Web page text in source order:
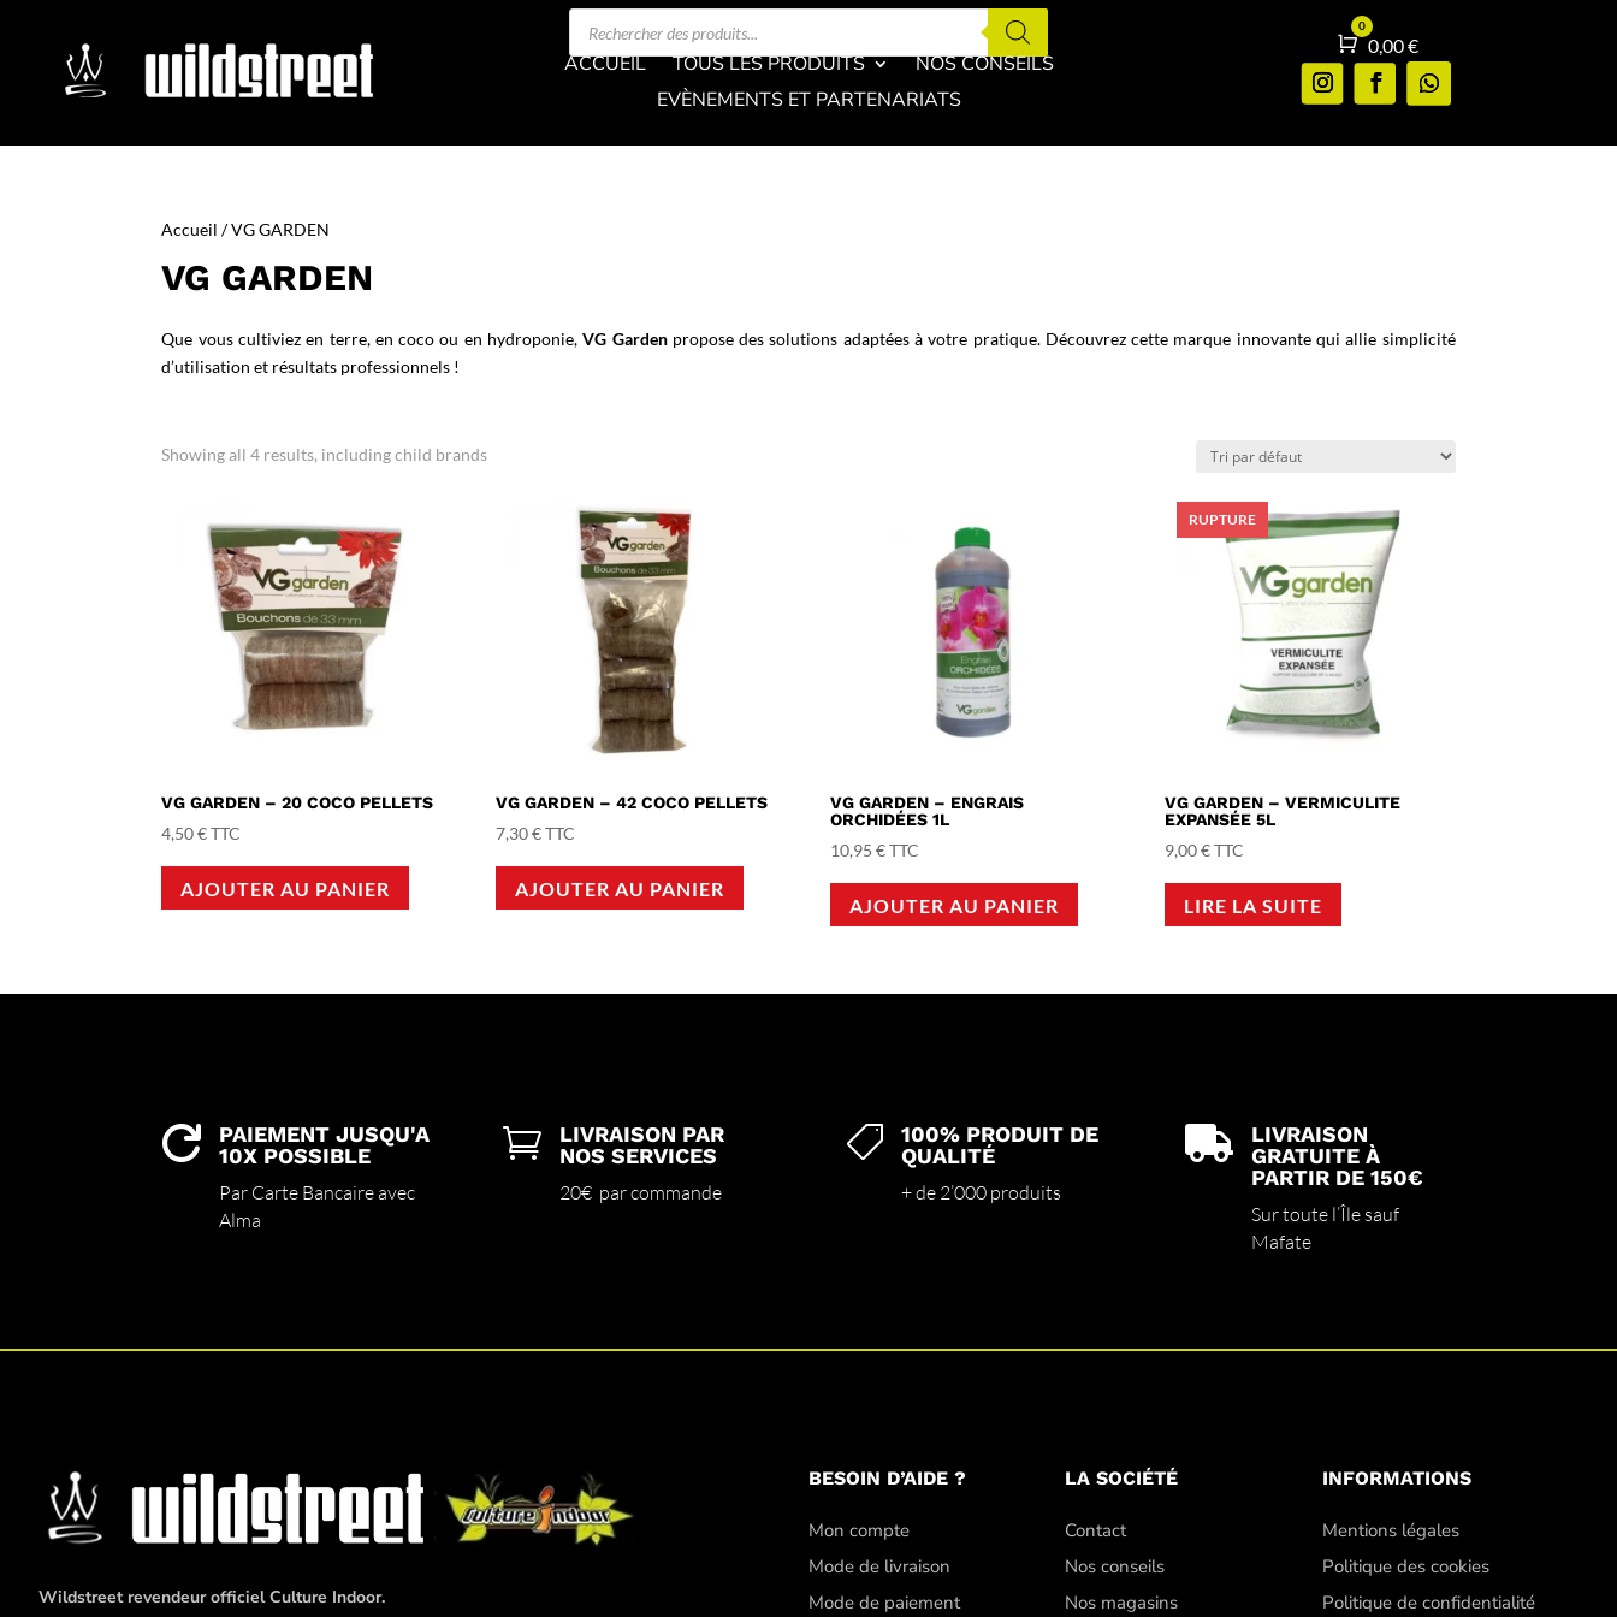
Recherche
Panier
0
0,00€
ACCUEIL TOUS LES PRODUITS
NOS CONSEILS
EVÈNEMENTS ET PARTENARIATS
Accueil / VG GARDEN
VG GARDEN
Que vous cultiviez en terre, en coco ou en hydroponie,VG Gardenpropose des solutions adaptées à votre pratique. Découvrez cette marque innovante qui allie simplicité
d’utilisation et résultats professionnels !
Showing all 4 results, including child brands
VG GARDEN – 20 COCO PELLETS
4,50€ TTC
AJOUTER AU PANIER
VG GARDEN – 42 COCO PELLETS
7,30€TTC
AJOUTER AU PANIER
VG GARDEN – ENGRAIS
ORCHIDÉES 1L
10,95€TTC
AJOUTER AU PANIER
VG GARDEN – VERMICULITE
EXPANSÉE 5L
9,00€TTC
LIRE LA SUITE

PAIEMENT JUSQU'A
10X POSSIBLE
Par Carte Bancaire avec
Alma

LIVRAISON PAR
NOS SERVICES
20€ par commande

100% PRODUIT DE
QUALITÉ
+ de 2’000 produits

LIVRAISON
GRATUITE À
PARTIR DE 150€
Sur toute l’Île sauf
Mafate
Wildstreet revendeur officiel Culture Indoor.
BESOIN D’AIDE ?
Mon compte
Mode de livraison
Mode de paiement
LA SOCIÉTÉ
Contact
Nos conseils
Nos magasins
INFORMATIONS
Mentions légales
Politique des cookies
Politique de confidentialité